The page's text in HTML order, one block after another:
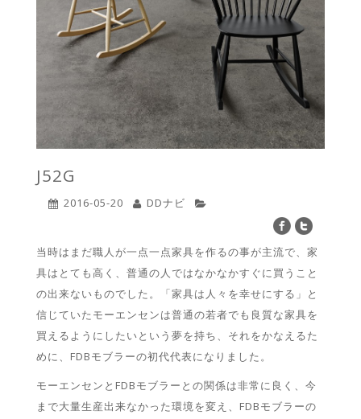
J52G
2016-05-20 DDナビ
当時はまだ職人が一点一点家具を作るの事が主流で、家
具はとても高く、普通の人ではなかなかすぐに買うこと
の出来ないものでした。「家具は人々を幸せにする」と
信じていたモーエンセンは普通の若者でも良質な家具を
買えるようにしたいという夢を持ち、それをかなえるた
めに、FDBモブラーの初代代表になりました。
モーエンセンとFDBモブラーとの関係は非常に良く、今
まで大量生産出来なかった環境を変え、FDBモブラーの